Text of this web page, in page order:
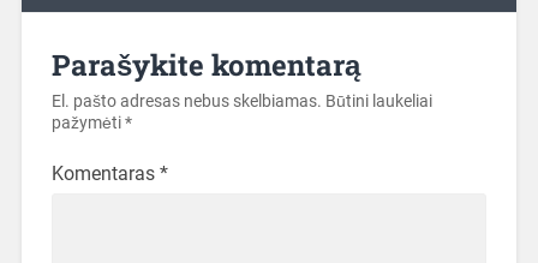
Parašykite komentarą
El. pašto adresas nebus skelbiamas. Būtini laukeliai
pažymėti*
Komentaras *